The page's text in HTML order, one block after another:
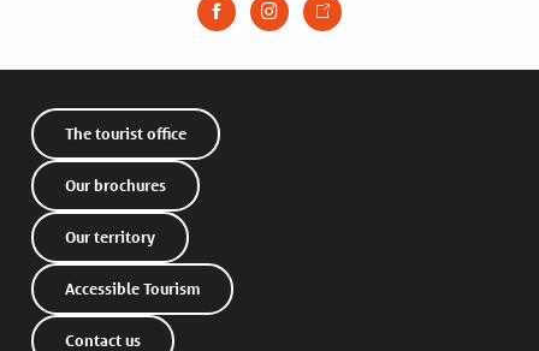
The tourist office
Our brochures
Our territory
Accessible Tourism
Contact us